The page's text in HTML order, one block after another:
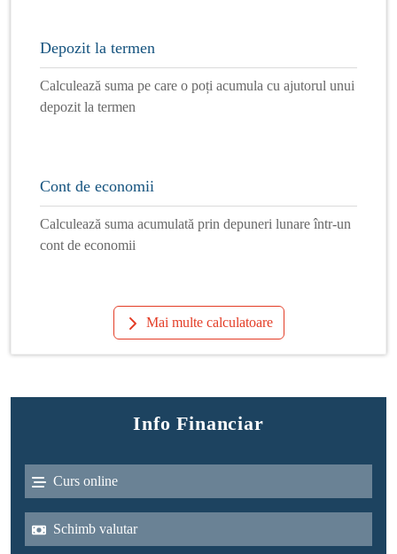
Depozit la termen
Calculează suma pe care o poți acumula cu ajutorul unui
depozit la termen
Cont de economii
Calculează suma acumulată prin depuneri lunare într-un
cont de economii
Mai multe calculatoare
Info Financiar
Curs online
Schimb valutar